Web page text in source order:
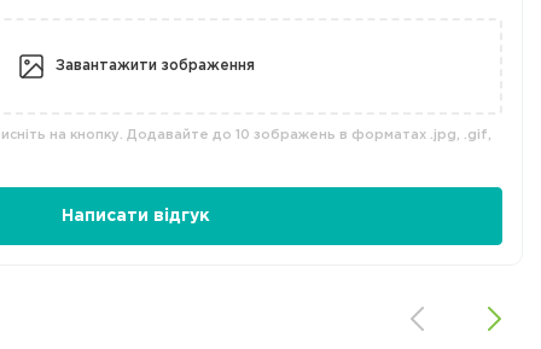
Завантажити зображення
на кнопку. Додавайте до 10 зображень в форматах .jpg, .gif,
Написати відгук